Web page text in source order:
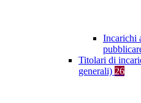
Incarichi
Titolari di
generali) 26